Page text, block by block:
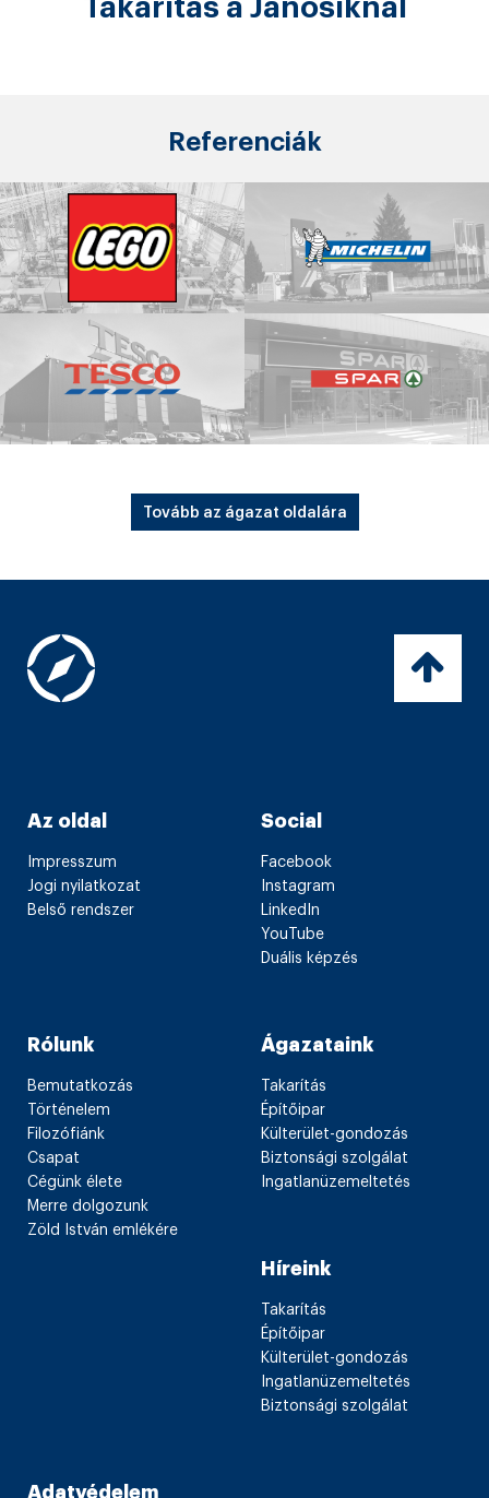
Takarítás a Jánosiknál
Referenciák
Tovább az ágazat oldalára
Az oldal
Impresszum
Jogi nyilatkozat
Belső rendszer
Social
Facebook
Instagram
LinkedIn
YouTube
Duális képzés
Rólunk
Bemutatkozás
Történelem
Filozófiánk
Csapat
Cégünk élete
Merre dolgozunk
Zöld István emlékére
Ágazataink
Takarítás
Építőipar
Külterület-gondozás
Biztonsági szolgálat
Ingatlanüzemeltetés
Híreink
Takarítás
Építőipar
Külterület-gondozás
Ingatlanüzemeltetés
Biztonsági szolgálat
Adatvédelem